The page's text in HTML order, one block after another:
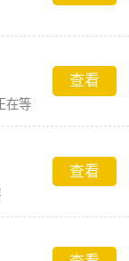
在等
查看
查看